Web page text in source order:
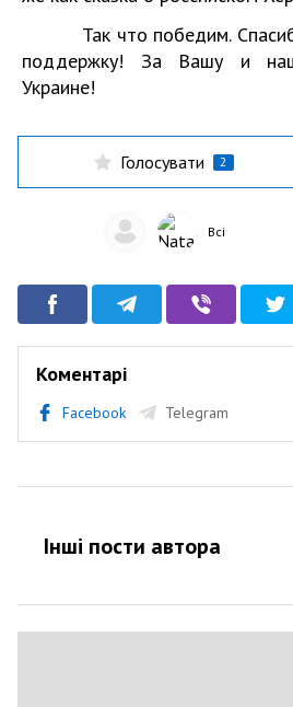
Так что победим.
поддержку! За Вашу и
Украине!
Голосувати 2
Всі
Коментарі
Facebook Telegram
Інші пости автора